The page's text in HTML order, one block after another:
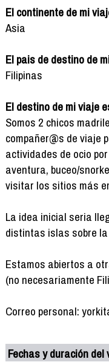
El continente de mi
Asia
El pais de destino de
Filipinas
El destino de mi viaje
Somos 2 chicos
compañer@s de viaje
actividades de ocio
aventura, buceo/
visitar los sitios más
La idea inicial seria
distintas islas sobre
Estamos abiertos a
(no necesariamente
Correo personal:
Fechas y duración del